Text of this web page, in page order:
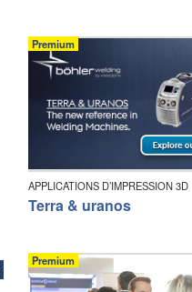
Premium
APPLICATIONS D’IMPRESSION 3D
Terra & uranos
Premium